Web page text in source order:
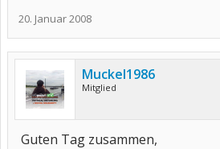
20. Januar 2008
Muckel1986
Mitglied
Guten Tag zusammen,